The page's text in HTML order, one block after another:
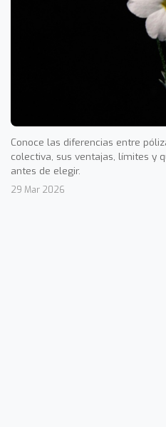
Conoce las diferencias entre
colectiva, sus ventajas, límites y
antes de elegir.
29 Mar 2026